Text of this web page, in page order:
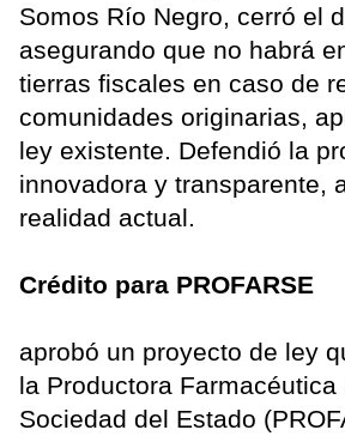
Somos Río Negro, cerró el
asegurando que no habrá
tierras fiscales en caso de
comunidades originarias,
ley existente. Defendió la
innovadora y transparente,
realidad actual.
Crédito para PROFARSE
aprobó un proyecto de ley
la Productora Farmacéutica
Sociedad del Estado